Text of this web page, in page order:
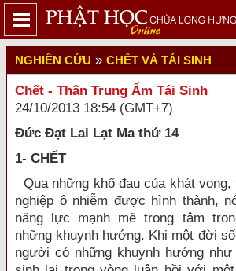
NGHIÊN CỨU » CHẾT VÀ TÁI SINH
Chết - Thân Trung Ấm Tái Sinh
24/10/2013 18:54 (GMT+7)
Đức Đạt Lai Lạt Ma thứ 14
1- CHẾT
Qua những khổ đau của khát vọng,
nghiệp ô nhiễm được hình thành,
năng lực mạnh mẽ trong tâm
những khuynh hướng. Khi một đời
người có những khuynh hướng